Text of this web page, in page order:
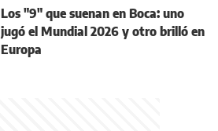
Los "9" que suenan en Boca: uno
jugó el Mundial 2026 y otro brilló en
Europa